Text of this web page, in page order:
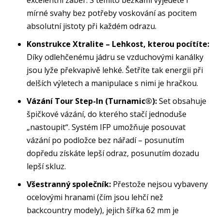
mírné svahy bez potřeby voskování as pocitem
absolutní jistoty při každém odrazu.
Konstrukce Xtralite – Lehkost, kterou pocítíte:
Díky odlehčenému jádru se vzduchovými kanálky
jsou lyže překvapivě lehké. Šetříte tak energii při
delších výletech a manipulace s nimi je hračkou.
Vázání Tour Step-In (Turnamic®):Set obsahuje
špičkové vázání, do kterého stačí jednoduše
„nastoupit“. Systém IFP umožňuje posouvat
vázání po podložce bez nářadí – posunutím
dopředu získáte lepší odraz, posunutím dozadu
lepší skluz.
Všestranný společník: Přestože nejsou vybaveny
ocelovými hranami (čím jsou lehčí než
backcountry modely), jejich šířka 62 mm je